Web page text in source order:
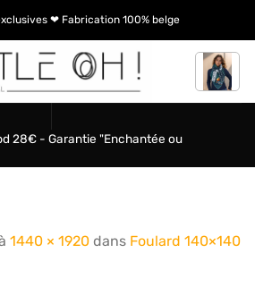
❤ Fabrication 100% belge
28€ - Garantie "Enchantée ou
1440 × 1920 dans Foulard 140×140